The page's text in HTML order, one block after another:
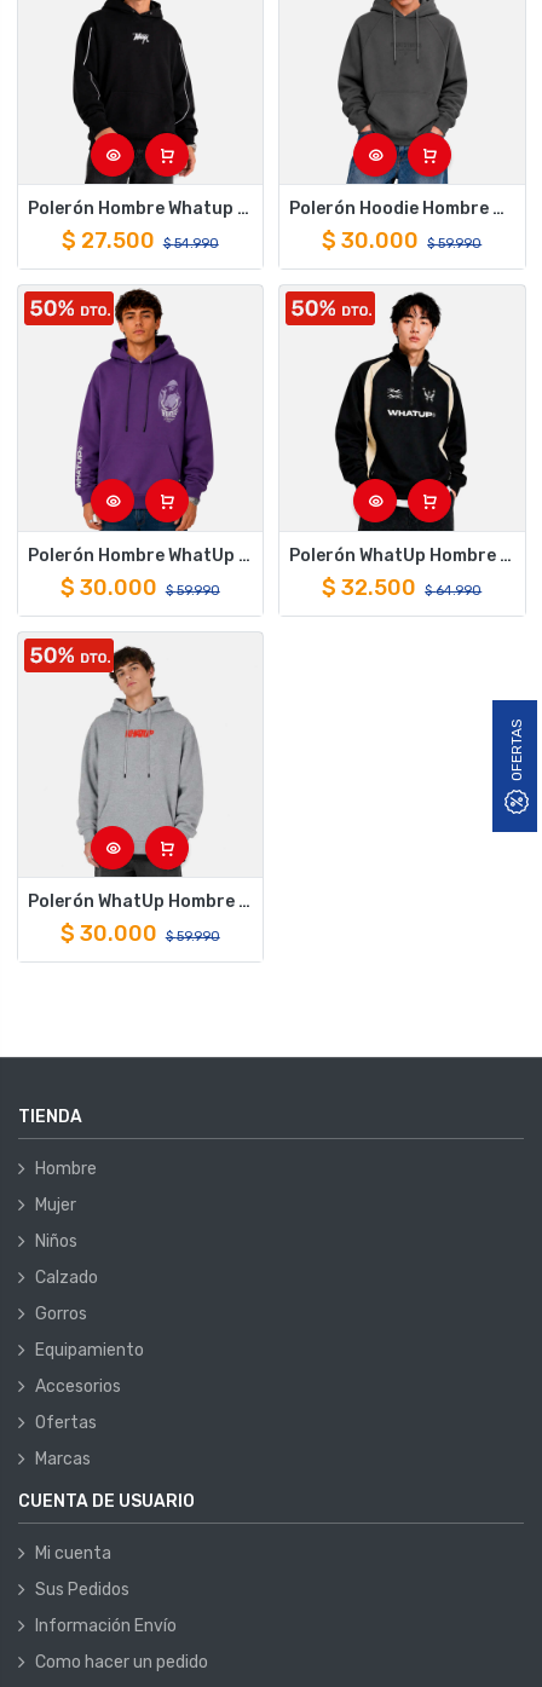
OFERTAS
Polerón Hombre Whatup Hoodie Black Tiny Logo White
$ 27.500 $54.990
Polerón Hoodie Hombre WhatUp Wear Gris
$30.000 $59.990
Polerón Hombre WhatUp Hoodie Holy Marie Purple
$ 30.000 $59.990
Polerón WhatUp Hombre Half Zip Black Core
$32.500 $64.990
Polerón WhatUp Hombre Hoodie Holy Grey
$ 30.000 $59.990
TIENDA
Hombre
Mujer
Niños
Calzado
Gorros
Equipamiento
Accesorios
Ofertas
Marcas
CUENTA DE USUARIO
Mi cuenta
Sus Pedidos
Información Envío
Como hacer un pedido